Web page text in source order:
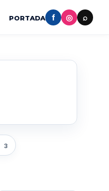
PORTADA f ◎ ⌕
3